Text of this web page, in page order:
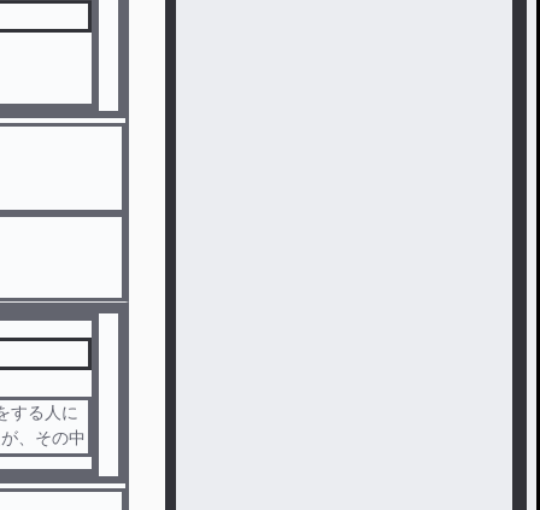
する人に
、その中
られてし